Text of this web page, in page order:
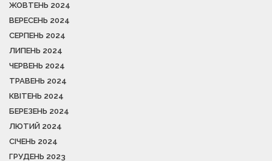
ЖОВТЕНЬ 2024
ВЕРЕСЕНЬ 2024
СЕРПЕНЬ 2024
ЛИПЕНЬ 2024
ЧЕРВЕНЬ 2024
ТРАВЕНЬ 2024
КВІТЕНЬ 2024
БЕРЕЗЕНЬ 2024
ЛЮТИЙ 2024
СІЧЕНЬ 2024
ГРУДЕНЬ 2023